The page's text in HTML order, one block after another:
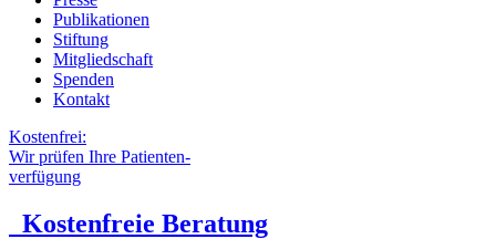
Publikationen
Stiftung
Mitgliedschaft
Spenden
Kontakt
Kostenfrei:
Wir prüfen Ihre Patienten-
verfügung
Kostenfreie Beratung